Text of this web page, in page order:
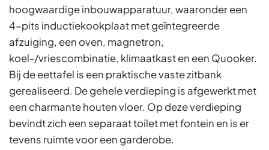
hoogwaardige inbouwapparatuur, waaronder een
4-pits inductiekookplaat met geïntegreerde
afzuiging, een oven, magnetron,
koel-/vriescombinatie, klimaatkast en een Quooker.
Bij de eettafel is een praktische vaste zitbank
gerealiseerd. De gehele verdieping is afgewerkt met
een charmante houten vloer. Op deze verdieping
bevindt zich een separaat toilet met fontein en is er
tevens ruimte voor een garderobe.